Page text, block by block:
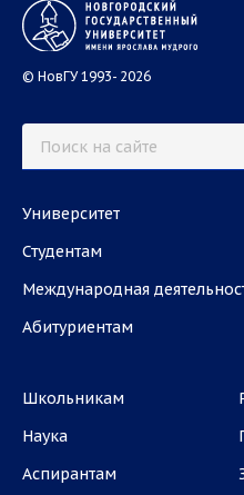
© НовГУ 1993- 2026
Университет
Студентам
Международная
Абитуриентам
Школьникам
Наука
Аспирантам